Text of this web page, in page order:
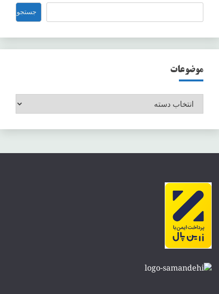
جستجو جستجو
موضوعات
موضوعات